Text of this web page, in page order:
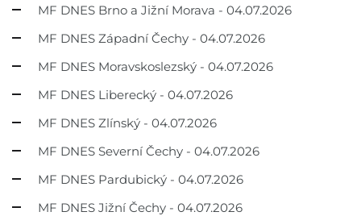
MF DNES Brno a Jižní Morava - 04.07.2026
MF DNES Západní Čechy - 04.07.2026
MF DNES Moravskoslezský - 04.07.2026
MF DNES Liberecký - 04.07.2026
MF DNES Zlínský - 04.07.2026
MF DNES Severní Čechy - 04.07.2026
MF DNES Pardubický - 04.07.2026
MF DNES Jižní Čechy - 04.07.2026